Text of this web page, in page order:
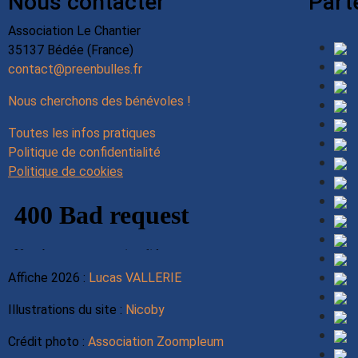
Association Le Chantier
35137 Bédée (France)
contact@preenbulles.fr
Nous cherchons des bénévoles !
Toutes les infos pratiques
Politique de confidentialité
Politique de cookies
Affiche 2026 : Lucas VALLERIE
Illustrations du site : Nicoby
Crédit photo : Association Zoompleum